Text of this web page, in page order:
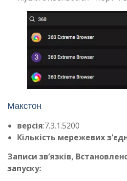
Макстон
версія:7.3.1.5200
Кількість мережевих
Записи зв’язків,
запуску: